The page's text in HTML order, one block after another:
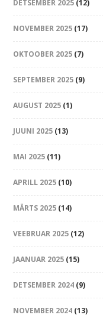
DETSEMBER 2025 (12)
NOVEMBER 2025 (17)
OKTOOBER 2025 (7)
SEPTEMBER 2025 (9)
AUGUST 2025 (1)
JUUNI 2025 (13)
MAI 2025 (11)
APRILL 2025 (10)
MÄRTS 2025 (14)
VEEBRUAR 2025 (12)
JAANUAR 2025 (15)
DETSEMBER 2024 (9)
NOVEMBER 2024 (13)